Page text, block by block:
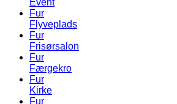
Fur
Flyveplads
Fur
Frisørsalon
Fur
Færgekro
Fur
Kirke
Fur